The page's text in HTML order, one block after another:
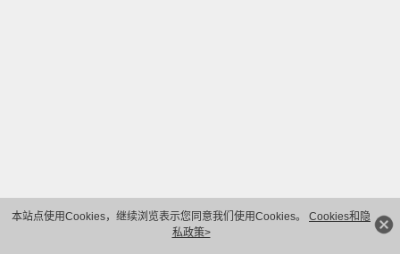
本站点使用Cookies，继续浏览表示您同意我们使用Cookies。 Cookies和隐
私政策>